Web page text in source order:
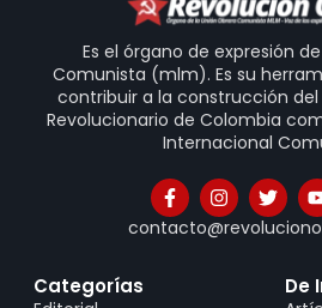
Es el órgano de expresión
Comunista (mlm). Es su
contribuir a la construcción
Revolucionario de Colombia
Internacional
Categorías De